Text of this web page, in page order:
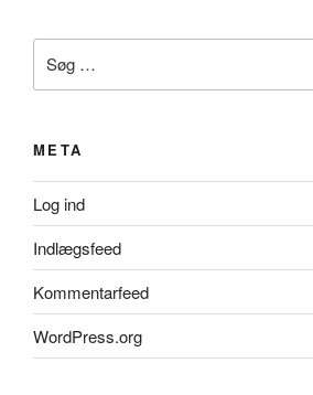
efter:
META
Log ind
Indlægsfeed
Kommentarfeed
WordPress.org